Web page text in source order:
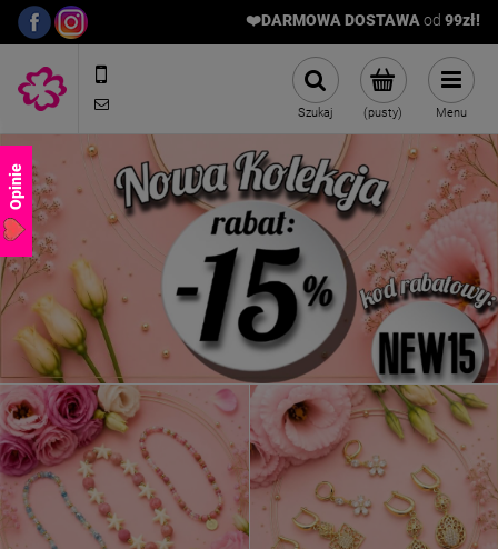
❤️DARMOWA DOSTAWA od 99zł!
sklep@stalowelove.com.pl (pusty)
Szukaj Menu
Opinie